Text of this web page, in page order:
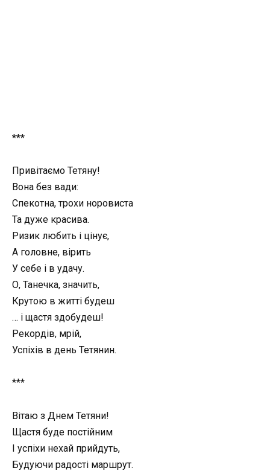
***
Привітаємо Тетяну!
Вона без вади:
Спекотна, трохи норовиста
Та дуже красива.
Ризик любить і цінує,
А головне, вірить
У себе і в удачу.
О, Танечка, значить,
Крутою в житті будеш
… і щастя здобудеш!
Рекордів, мрій,
Успіхів в день Тетянин.
***
Вітаю з Днем Тетяни!
Щастя буде постійним
І успіхи нехай прийдуть,
Будуючи радості маршрут.